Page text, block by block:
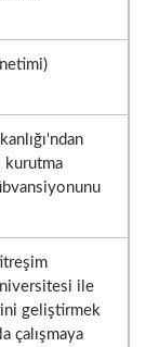
kurutma
ile
geliştirmek
çalışmaya